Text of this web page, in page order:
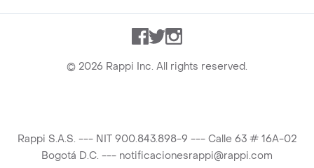
Facebook
TwitterInstagram
© 2026 Rappi Inc. All rights reserved.
Rappi S.A.S. --- NIT 900.843.898-9 --- Calle 63 # 16A-02
Bogotá D.C. --- notificacionesrappi@rappi.com